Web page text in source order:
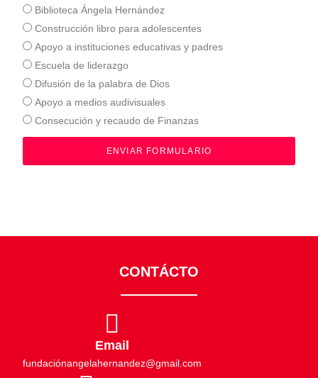
Biblioteca Ángela Hernández
Construcción libro para adolescentes
Apoyo a instituciones educativas y padres
Escuela de liderazgo
Difusión de la palabra de Dios
Apoyo a medios audivisuales
Consecución y recaudo de Finanzas
ENVIAR FORMULARIO
CONTÁCTO
Email
fundaciónangelahernandez@gmail.com